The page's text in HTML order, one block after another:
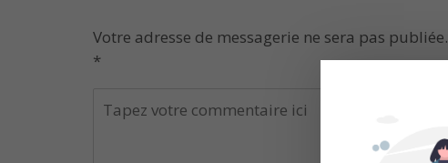
Votre adresse de messagerie ne sera pas publiée.
*